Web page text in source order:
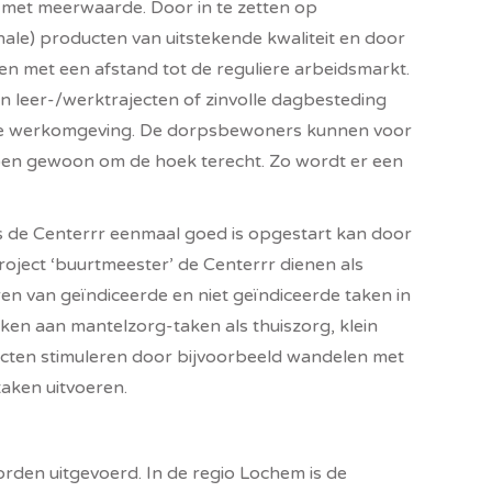
meerwaarde. Door in te zetten op
producten van uitstekende kwaliteit en door
met een afstand tot de reguliere arbeidsmarkt.
leer-/werktrajecten of zinvolle dagbesteding
werkomgeving. De dorpsbewoners kunnen voor
gewoon om de hoek terecht. Zo wordt er een
de Centerrr eenmaal goed is opgestart kan door
‘buurtmeester’ de Centerrr dienen als
van geïndiceerde en niet geïndiceerde taken in
aan mantelzorg-taken als thuiszorg, klein
stimuleren door bijvoorbeeld wandelen met
uitvoeren.
uitgevoerd. In de regio Lochem is de